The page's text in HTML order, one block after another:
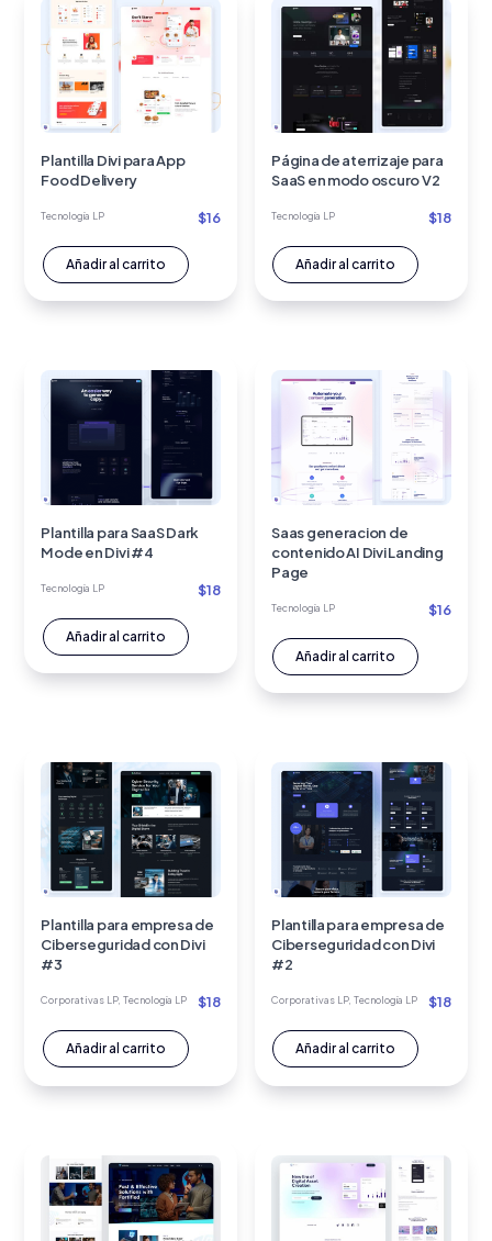
Plantilla Divi para App
Food Delivery
Tecnología LP $16
Añadir al carrito
Página de aterrizaje para
SaaS en modo oscuro V2
Tecnología LP $18
Añadir al carrito
Plantilla para SaaS Dark
Mode en Divi #4
Tecnología LP $18
Añadir al carrito
Saas generacion de
contenido AI Divi Landing
Page
Tecnología LP $16
Añadir al carrito
Plantilla para empresa de
Ciberseguridad con Divi
#3
Corporativas LP,Tecnología LP $18
Añadir al carrito
Plantilla para empresa de
Ciberseguridad con Divi
#2
Corporativas LP,Tecnología LP $18
Añadir al carrito